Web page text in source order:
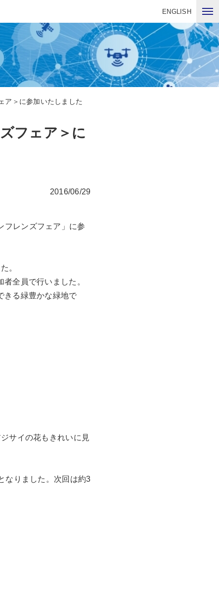
ENGLISH
＞に参加いたしました
フェア＞に
2016/06/29
フレンズフェア」に参
。
全員で行いました。
きる緑豊かな緑地で
サイの花もきれいに見
なりました。次回は約3